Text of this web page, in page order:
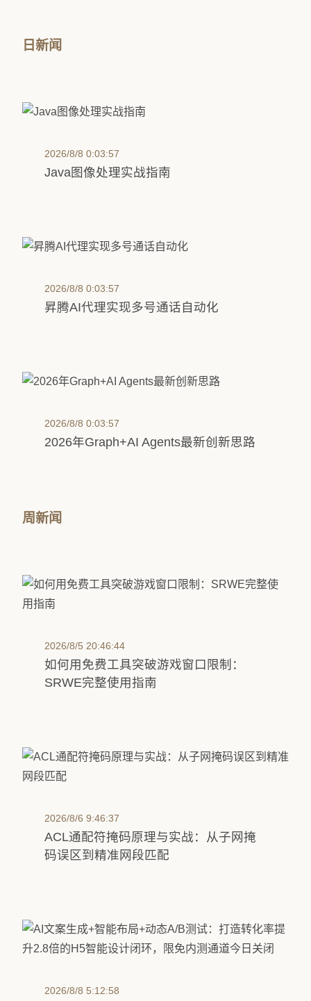
日新闻
2026/8/8 0:03:57
Java图像处理实战指南
2026/8/8 0:03:57
昇腾AI代理实现多号通话自动化
2026/8/8 0:03:57
2026年Graph+AI Agents最新创新思路
周新闻
2026/8/5 20:46:44
如何用免费工具突破游戏窗口限制：
SRWE完整使用指南
2026/8/6 9:46:37
ACL通配符掩码原理与实战：从子网掩
码误区到精准网段匹配
2026/8/8 5:12:58